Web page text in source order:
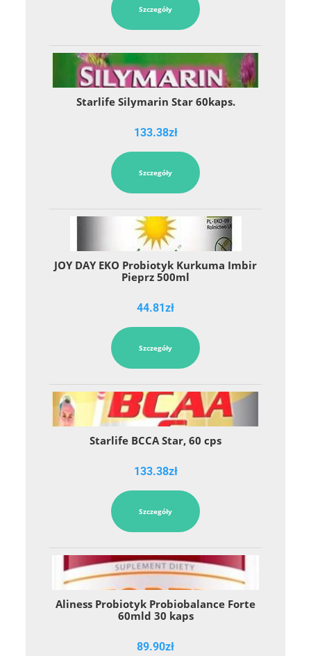
Szczegóły
Starlife Silymarin Star 60kaps.
133.38zł
Szczegóły
JOY DAY EKO Probiotyk Kurkuma Imbir
Pieprz 500ml
44.81zł
Szczegóły
Starlife BCCA Star, 60 cps
133.38zł
Szczegóły
Aliness Probiotyk Probiobalance Forte
60mld 30 kaps
89.90zł